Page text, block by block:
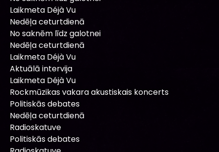
Laikmeta Déjà Vu
Nedēļa ceturtdienā
No saknēm līdz galotnei
Nedēļa ceturtdienā
Laikmeta Déjà Vu
Aktuālā intervija
Laikmeta Déjà Vu
Rockmūzikas vakara akustiskais koncerts
Politiskās debates
Nedēļa ceturtdienā
Radioskatuve
Politiskās debates